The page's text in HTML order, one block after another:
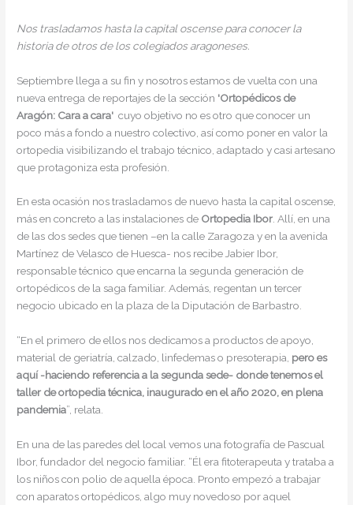
Nos trasladamos hasta la capital oscense para conocer la
historia de otros de los colegiados aragoneses.
Septiembre llega a su fin y nosotros estamos de vuelta con una
nueva entrega de reportajes de la sección 'Ortopédicos de
Aragón: Cara a cara' cuyo objetivo no es otro que conocer un
poco más a fondo a nuestro colectivo, así como poner en valor la
ortopedia visibilizando el trabajo técnico, adaptado y casi artesano
que protagoniza esta profesión.
En esta ocasión nos trasladamos de nuevo hasta la capital oscense,
más en concreto a las instalaciones de Ortopedia Ibor. Allí, en una
de las dos sedes que tienen –en la calle Zaragoza y en la avenida
Martínez de Velasco de Huesca- nos recibe Jabier Ibor,
responsable técnico que encarna la segunda generación de
ortopédicos de la saga familiar. Además, regentan un tercer
negocio ubicado en la plaza de la Diputación de Barbastro.
“En el primero de ellos nos dedicamos a productos de apoyo,
material de geriatría, calzado, linfedemas o presoterapia, pero es
aquí -haciendo referencia a la segunda sede- donde tenemos el
taller de ortopedia técnica, inaugurado en el año 2020, en plena
pandemia”, relata.
En una de las paredes del local vemos una fotografía de Pascual
Ibor, fundador del negocio familiar. “Él era fitoterapeuta y trataba a
los niños con polio de aquella época. Pronto empezó a trabajar
con aparatos ortopédicos, algo muy novedoso por aquel